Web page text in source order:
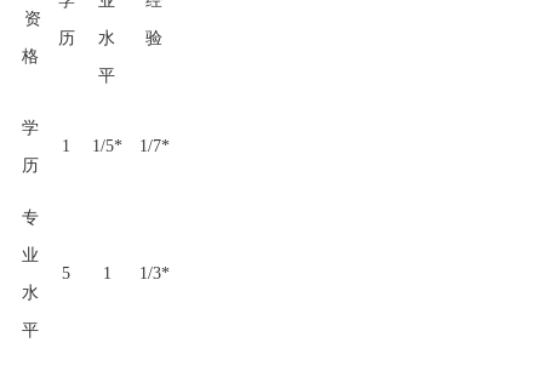
资
格
历 水
平
验
学
历
1 1/5* 1/7*
专
业
水
平
5 1 1/3*